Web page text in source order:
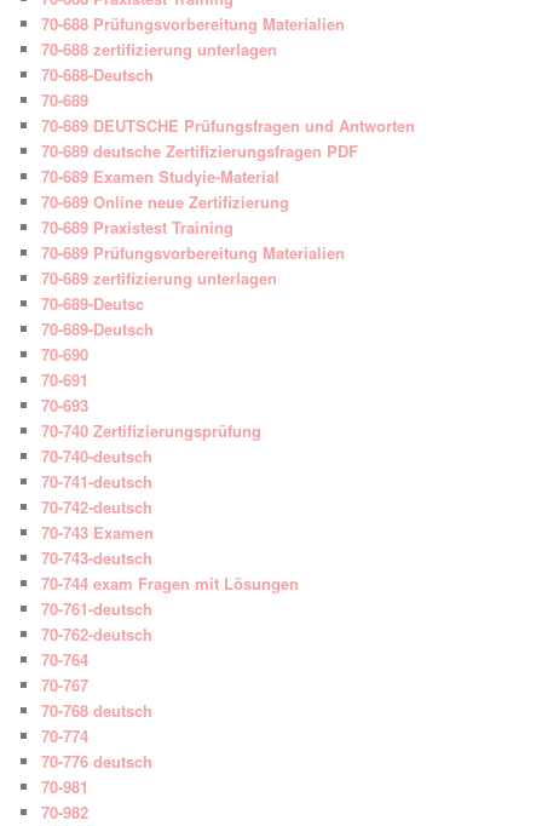
70-688 Prüfungsvorbereitung Materialien
70-688 zertifizierung unterlagen
70-688-Deutsch
70-689
70-689 DEUTSCHE Prüfungsfragen und Antworten
70-689 deutsche Zertifizierungsfragen PDF
70-689 Examen Studyie-Material
70-689 Online neue Zertifizierung
70-689 Praxistest Training
70-689 Prüfungsvorbereitung Materialien
70-689 zertifizierung unterlagen
70-689-Deutsc
70-689-Deutsch
70-690
70-691
70-693
70-740 Zertifizierungsprüfung
70-740-deutsch
70-741-deutsch
70-742-deutsch
70-743 Examen
70-743-deutsch
70-744 exam Fragen mit Lösungen
70-761-deutsch
70-762-deutsch
70-764
70-767
70-768 deutsch
70-774
70-776 deutsch
70-981
70-982